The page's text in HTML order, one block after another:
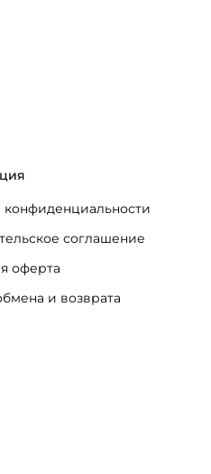
конфиденциальности
соглашение
оферта
и возврата